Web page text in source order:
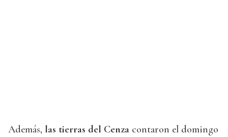
Además, las tierras del Cenza contaron el domingo